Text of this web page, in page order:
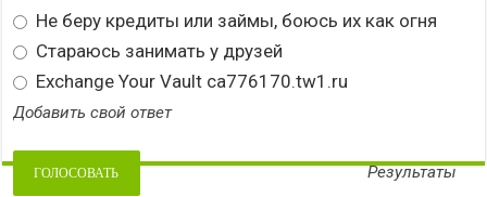
Не беру кредиты или займы, боюсь их как огня
Стараюсь занимать у друзей
Exchange Your Vault ca776170.tw1.ru
Добавить свой ответ
Результаты